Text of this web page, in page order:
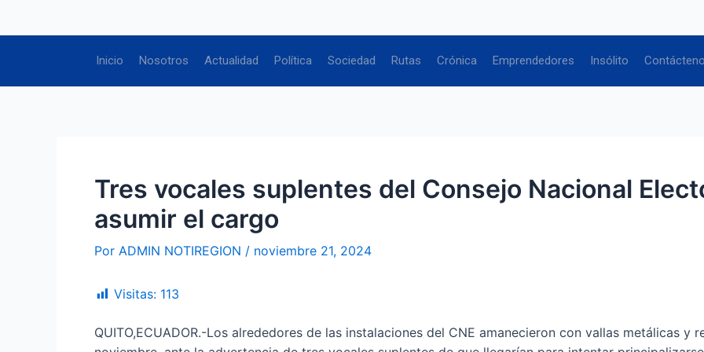
Inicio Nosotros Actualidad Política Sociedad Rutas Crónica Emprendedores Insólito
Tres vocales suplentes del Consejo Nacional
asumir el cargo
Por ADMIN NOTIREGION / noviembre 21, 2024
Visitas: 113
QUITO,ECUADOR.-Los alrededores de las instalaciones del CNE amanecieron con vallas metálicas y